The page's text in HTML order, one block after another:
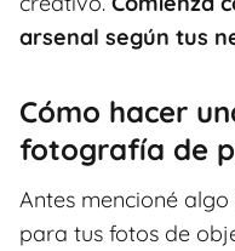
arsenal según tus
Cómo hacer
fotografía de
Antes mencioné
para tus fotos de